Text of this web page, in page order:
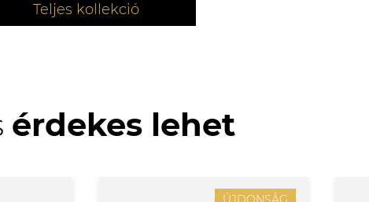
Teljes kollekció
érdekes lehet